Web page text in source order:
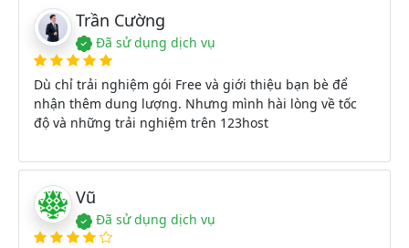
Trần Cường
Đã sử dụng dịch vụ
Dù chỉ trải nghiệm gói Free và giới thiệu bạn bè để
nhận thêm dung lượng. Nhưng mình hài lòng về tốc
độ và những trải nghiệm trên 123host
Vũ
Đã sử dụng dịch vụ